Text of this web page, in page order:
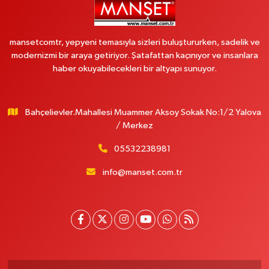
mansetcomtr, yepyeni temasıyla sizleri buluştururken, sadelik ve
modernizmi bir araya getiriyor. Şatafattan kaçınıyor ve insanlara
haber okuyabilecekleri bir altyapı sunuyor.
Bahçelievler.Mahallesi Muammer Aksoy Sokak No:1/2 Yalova
/ Merkez
05532238981
info@manset.com.tr